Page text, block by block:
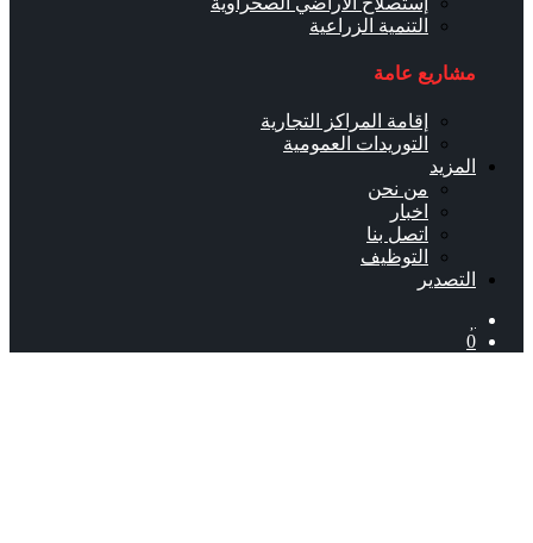
التنمية الزراعية
مشاريع عامة
إقامة المراكز التجارية
التوريدات العمومية
المزيد
من نحن
اخبار
اتصل بنا
التوظيف
التصدير
0